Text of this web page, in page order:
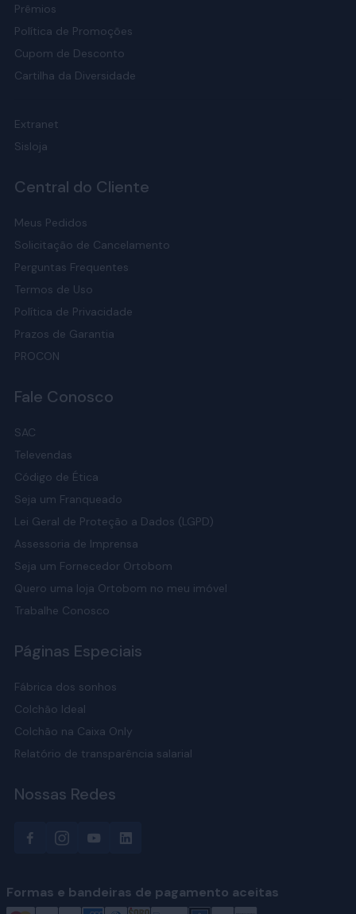
Prêmios
Política de Promoções
Cupom de Desconto
Cartilha da Diversidade
Extranet
Sisloja
Central do Cliente
Meus Pedidos
Solicitação de Cancelamento
Perguntas Frequentes
Termos de Uso
Política de Privacidade
Prazos de Garantia
PROCON
Fale Conosco
SAC
Televendas
Código de Ética
Seja um Franqueado
Lei Geral de Proteção a Dados (LGPD)
Assessoria de Imprensa
Seja um Fornecedor Ortobom
Quero uma loja Ortobom no meu imóvel
Trabalhe Conosco
Páginas Especiais
Fábrica dos sonhos
Colchão Ideal
Colchão na Caixa Only
Relatório de transparência salarial
Nossas Redes
Formas e bandeiras de pagamento aceitas